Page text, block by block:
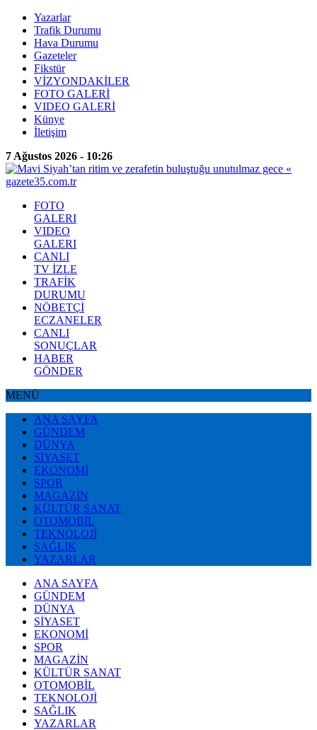
Yazarlar
Trafik Durumu
Hava Durumu
Gazeteler
Fikstür
VİZYONDAKİLER
FOTO GALERİ
VIDEO GALERİ
Künye
İletişim
7 Ağustos 2026 - 10:26
FOTO
GALERI
VIDEO
GALERI
CANLI
TV İZLE
TRAFİK
DURUMU
NÖBETÇİ
ECZANELER
CANLI
SONUÇLAR
HABER
GÖNDER
MENÜ
ANA SAYFA
GÜNDEM
DÜNYA
SİYASET
EKONOMİ
SPOR
MAGAZİN
KÜLTÜR SANAT
OTOMOBİL
TEKNOLOJİ
SAĞLIK
YAZARLAR
ANA SAYFA
GÜNDEM
DÜNYA
SİYASET
EKONOMİ
SPOR
MAGAZİN
KÜLTÜR SANAT
OTOMOBİL
TEKNOLOJİ
SAĞLIK
YAZARLAR